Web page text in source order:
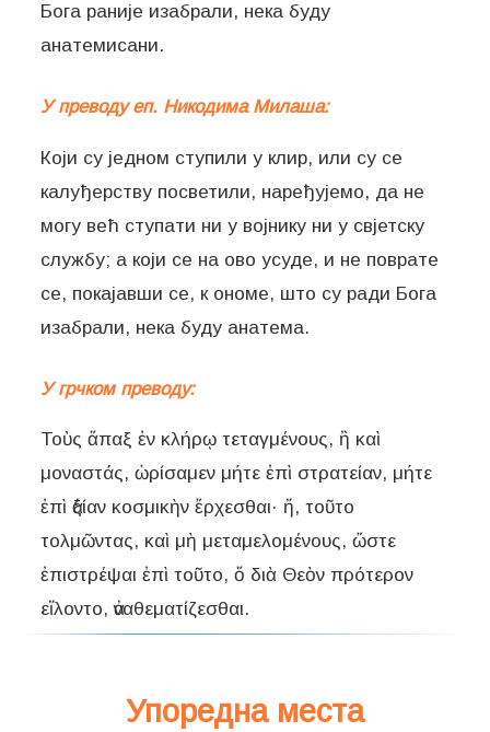
Бога раније изабрали, нека буду
анатемисани.
У преводу еп. Никодима Милаша:
Који су једном ступили у клир, или су се
калуђерству посветили, наређујемо, да не
могу већ ступати ни у војнику ни у свјетску
службу; а који се на ово усуде, и не поврате
се, покајавши се, к ономе, што су ради Бога
изабрали, нека буду анатема.
У грчком преводу:
Τοὺς ἅπαξ ἐν κλήρῳ τεταγμένους, ἢ καὶ
μοναστάς, ὡρίσαμεν μήτε ἐπὶ στρατείαν, μήτε
ἐπὶ ἀξίαν κοσμικὴν ἔρχεσθαι· ἤ, τοῦτο
τολμῶντας, καὶ μὴ μεταμελομένους, ὥστε
ἐπιστρέψαι ἐπὶ τοῦτο, ὅ διὰ Θεὸν πρότερον
εἵλοντο, ἀναθεματίζεσθαι.
Упоредна места